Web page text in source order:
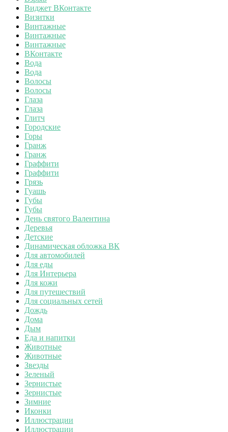
Виджет ВКонтакте
Визитки
Винтажные
Винтажные
Винтажные
ВКонтакте
Вода
Вода
Волосы
Волосы
Глаза
Глаза
Глитч
Городские
Горы
Гранж
Гранж
Граффити
Граффити
Грязь
Гуашь
Губы
Губы
День святого Валентина
Деревья
Детские
Динамическая обложка ВК
Для автомобилей
Для еды
Для Интерьера
Для кожи
Для путешествий
Для социальных сетей
Дождь
Дома
Дым
Еда и напитки
Животные
Животные
Звезды
Зеленый
Зернистые
Зернистые
Зимние
Иконки
Иллюстрации
Иллюстрации